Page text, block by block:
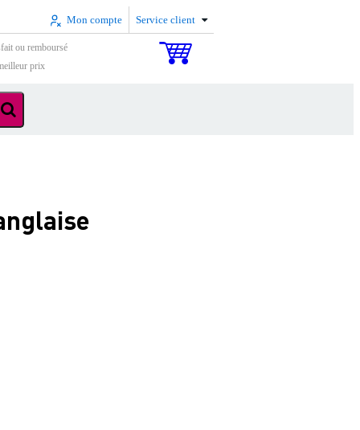
Mon compte Service client
ou remboursé
prix